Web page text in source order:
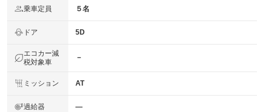
乗車定員 ５名
ドア 5D
エコカー減
税対象車
－
ミッション AT
過給器 ―